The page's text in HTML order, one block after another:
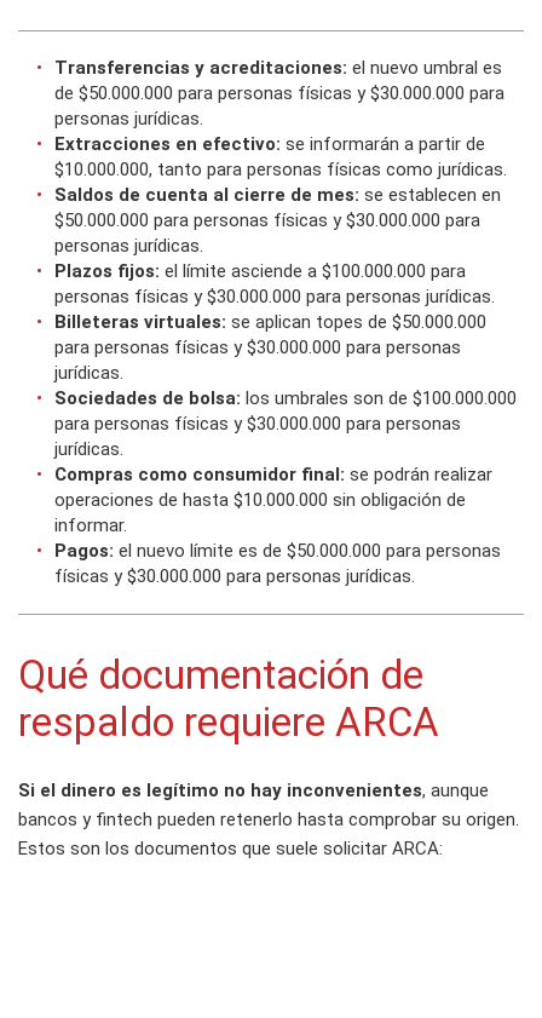
Transferencias y acreditaciones: el nuevo umbral es
de $50.000.000 para personas físicas y $30.000.000 para
personas jurídicas.
Extracciones en efectivo: se informarán a partir de
$10.000.000, tanto para personas físicas como jurídicas.
Saldos de cuenta al cierre de mes: se establecen en
$50.000.000 para personas físicas y $30.000.000 para
personas jurídicas.
Plazos fijos: el límite asciende a $100.000.000 para
personas físicas y $30.000.000 para personas jurídicas.
Billeteras virtuales: se aplican topes de $50.000.000
para personas físicas y $30.000.000 para personas
jurídicas.
Sociedades de bolsa: los umbrales son de $100.000.000
para personas físicas y $30.000.000 para personas
jurídicas.
Compras como consumidor final: se podrán realizar
operaciones de hasta $10.000.000 sin obligación de
informar.
Pagos: el nuevo límite es de $50.000.000 para personas
físicas y $30.000.000 para personas jurídicas.
Qué documentación de
respaldo requiere ARCA
Si el dinero es legítimo no hay inconvenientes, aunque
bancos y fintech pueden retenerlo hasta comprobar su origen.
Estos son los documentos que suele solicitar ARCA: